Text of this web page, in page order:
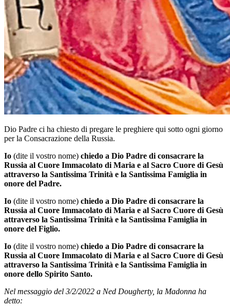
Dio Padre ci ha chiesto di pregare le preghiere qui sotto ogni giorno
per la Consacrazione della Russia.
Io (dite il vostro nome) chiedo a Dio Padre di consacrare la
Russia al Cuore Immacolato di Maria e al Sacro Cuore di Gesù
attraverso la Santissima Trinità e la Santissima Famiglia in
onore del Padre.
Io (dite il vostro nome) chiedo a Dio Padre di consacrare la
Russia al Cuore Immacolato di Maria e al Sacro Cuore di Gesù
attraverso la Santissima Trinità e la Santissima Famiglia in
onore del Figlio.
Io (dite il vostro nome) chiedo a Dio Padre di consacrare la
Russia al Cuore Immacolato di Maria e al Sacro Cuore di Gesù
attraverso la Santissima Trinità e la Santissima Famiglia in
onore dello Spirito Santo.
Nel messaggio del 3/2/2022 a Ned Dougherty, la Madonna ha
detto: